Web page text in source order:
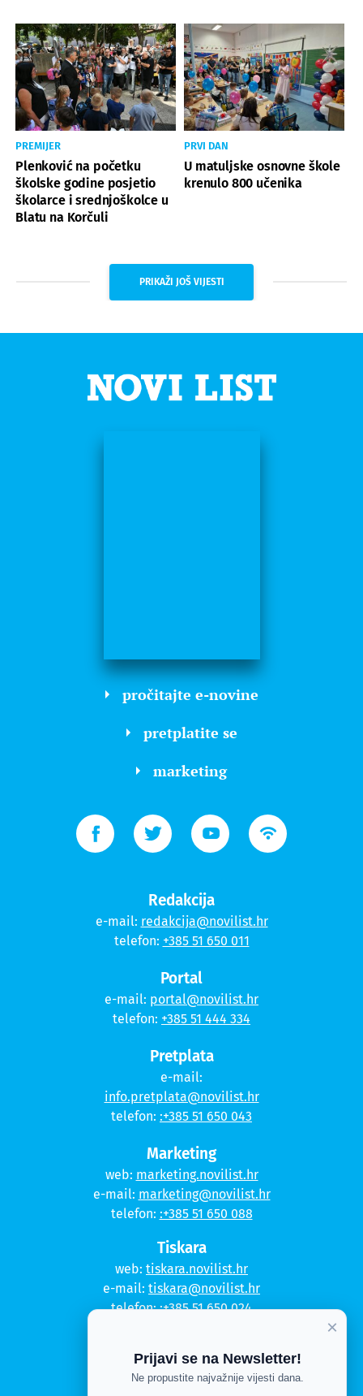
PREMIJER
Plenković na početku
školske godine posjetio
školarce i srednjoškolce u
Blatu na Korčuli
PRVI DAN
U matuljske osnovne škole
krenulo 800 učenika
PRIKAŽI JOŠ VIJESTI
pročitajte e-novine
pretplatite se
marketing
Redakcija
e-mail: redakcija@novilist.hr
telefon: +385 51 650 011
Portal
e-mail: portal@novilist.hr
telefon: +385 51 444 334
Pretplata
e-mail:
info.pretplata@novilist.hr
telefon: :+385 51 650 043
Marketing
web: marketing.novilist.hr
e-mail: marketing@novilist.hr
telefon: :+385 51 650 088
Tiskara
web: tiskara.novilist.hr
e-mail: tiskara@novilist.hr
telefon::+385 51 650 024
Kontakt
×
Prijavi se na Newsletter!
Ne propustite najvažnije vijesti dana.